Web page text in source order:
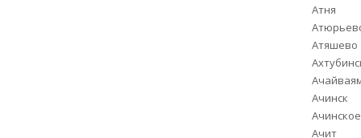
Атня
Атяшево
Ачинск
Ачинское
Ачит